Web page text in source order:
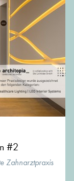
#2
Zahnarztpraxis